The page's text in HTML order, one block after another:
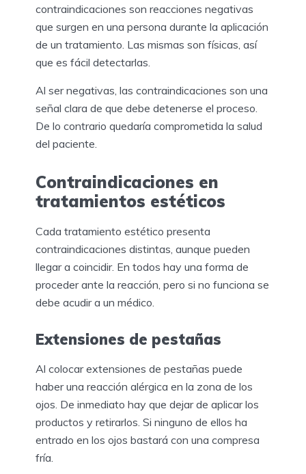
contraindicaciones son reacciones negativas
que surgen en una persona durante la aplicación
de un tratamiento. Las mismas son físicas, así
que es fácil detectarlas.
Al ser negativas, las contraindicaciones son una
señal clara de que debe detenerse el proceso.
De lo contrario quedaría comprometida la salud
del paciente.
Contraindicaciones en
tratamientos estéticos
Cada tratamiento estético presenta
contraindicaciones distintas, aunque pueden
llegar a coincidir. En todos hay una forma de
proceder ante la reacción, pero si no funciona se
debe acudir a un médico.
Extensiones de pestañas
Al colocar extensiones de pestañas puede
haber una reacción alérgica en la zona de los
ojos. De inmediato hay que dejar de aplicar los
productos y retirarlos. Si ninguno de ellos ha
entrado en los ojos bastará con una compresa
fría.